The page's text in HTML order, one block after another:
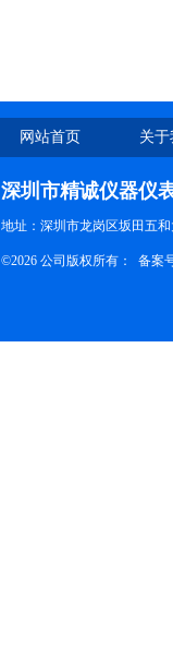
网站首页 关
深圳市精诚仪器仪
地址：深圳市龙岗区坂田五
©2026 公司版权所有： 备案